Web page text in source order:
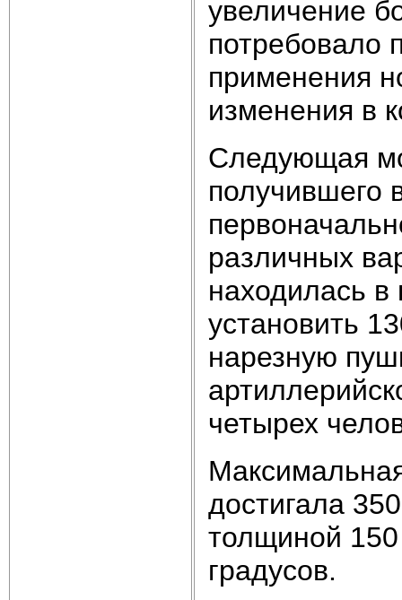
увеличение
потребовало
применения
изменения в
Следующая
получившего
различных
находилась
установить
нарезную
четырех
достигала
толщиной
градусов.